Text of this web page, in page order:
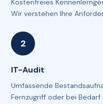
Kostenfreies
Wir verstehen Ihre
IT-Audit
Umfassende
Fernzugriff oder bei